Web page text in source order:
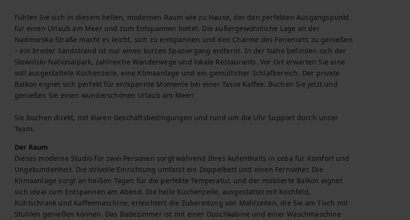
Fühlen Sie sich in diesem hellen, modernen Raum wie zu Hause, der den perfekten Ausgangspunkt
für einen Urlaub am Meer und zum Entspannen bietet. Die außergewöhnliche Lage an der
Nadmorska-Straße macht es leicht, sich zu entspannen und den Charme des Ferienorts zu genießen
– ein breiter Sandstrand ist nur einen kurzen Spaziergang entfernt. In der Nähe befinden sich der
Słowiński-Nationalpark, zahlreiche Wanderwege und lokale Restaurants. Vor Ort erwarten Sie eine
voll ausgestattete Küchenzeile, eine Klimaanlage und ein gemütlicher Schlafbereich. Der private
Balkon eignet sich perfekt für entspannte Momente bei einer Tasse Kaffee. Buchen Sie jetzt und
genießen Sie einen wunderschönen Urlaub am Meer!
Sie buchen direkt, mit klaren Geschäftsbedingungen und rund um die Uhr Support durch unser
Team.
Der Raum
Dieses moderne Studio für zwei Personen sorgt während Ihres Aufenthalts in Łeba für Komfort und
Ungebundenheit. Die stilvolle Einrichtung umfasst ein Doppelbett und einen Fernseher. Die
Klimaanlage sorgt an heißen Tagen für die perfekte Temperatur, und der möblierte Balkon eignet
sich ideal zum Entspannen am Abend. Die helle Küchenzeile, ausgestattet mit Kochfeld,
Kühlschrank und Kaffeemaschine, erleichtert die Zubereitung von Mahlzeiten, die Sie am Tisch mit
Stühlen genießen können. Das Badezimmer ist mit einer Duschkabine und einer Waschmaschine